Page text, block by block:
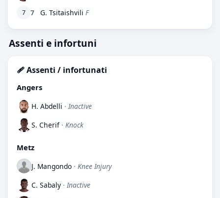
7 7 G. Tsitaishvili F
Assenti e infortuni
🩹 Assenti / infortunati
Angers
H. Abdelli · Inactive
S. Cherif· Knock
Metz
J. Mangondo · Knee Injury
C. Sabaly · Inactive